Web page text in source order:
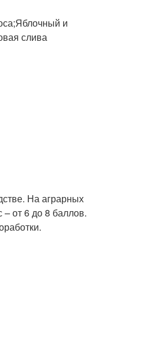
и
слива
На аграрных
– от 6 до 8 баллов.